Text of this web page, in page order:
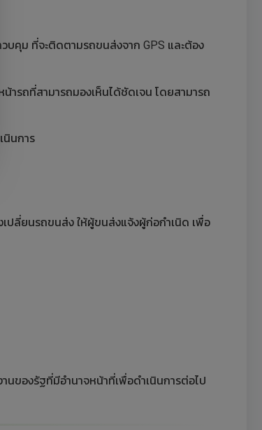
บคุม ที่จะติดตามรถขนส่งจาก GPS และต้อง
ารถที่สามารถมองเห็นได้ชัดเจน โดยสามารถ
นินการ
เปลี่ยนรถขนส่ง ให้ผู้ขนส่งแจ้งผู้ก่อกำเนิด เพื่อ
ของรัฐที่มีอำนาจหน้าที่เพื่อดำเนินการต่อไป